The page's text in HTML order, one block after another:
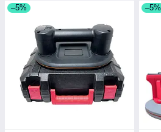
–5% –5%